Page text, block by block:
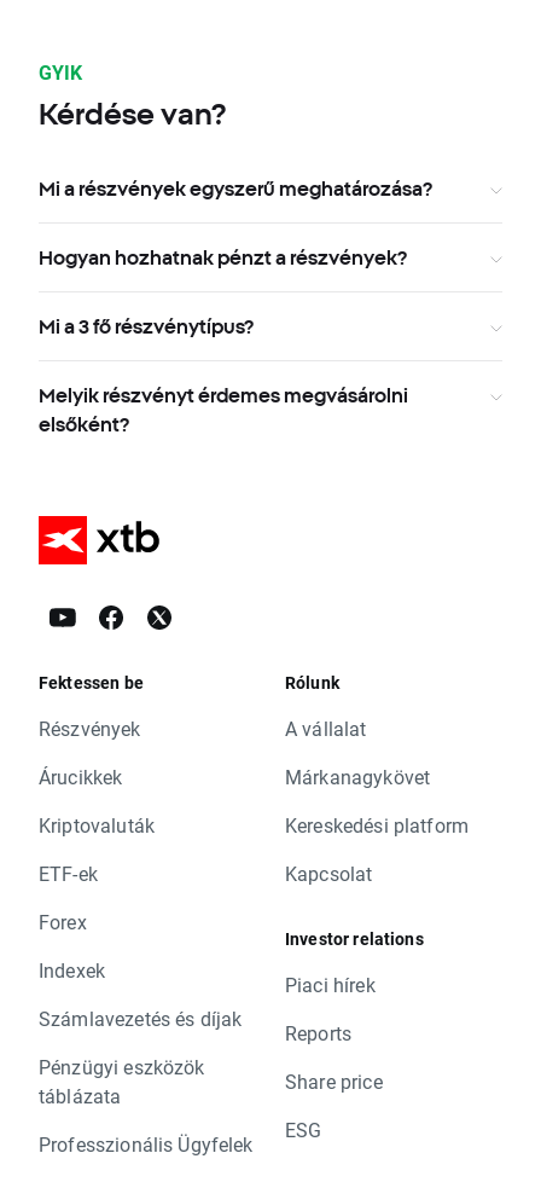
GYIK
Kérdése van?
Mi a részvények egyszerű meghatározása?
Hogyan hozhatnak pénzt a részvények?
Mi a 3 fő részvénytípus?
Melyik részvényt érdemes megvásárolni
elsőként?
Fektessen be
Részvények
Árucikkek
Kriptovaluták
ETF-ek
Forex
Indexek
Számlavezetés és díjak
Pénzügyi eszközök
táblázata
Professzionális Ügyfelek
Rólunk
A vállalat
Márkanagykövet
Kereskedési platform
Kapcsolat
Investor relations
Piaci hírek
Reports
Share price
ESG